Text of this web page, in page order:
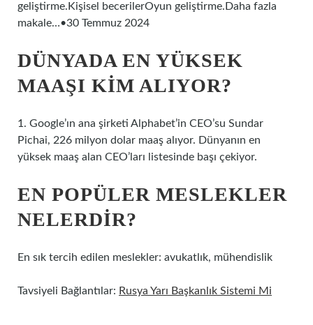
geliştirme.Kişisel becerilerOyun geliştirme.Daha fazla
makale…•30 Temmuz 2024
DÜNYADA EN YÜKSEK
MAAŞI KIM ALIYOR?
1. Google’ın ana şirketi Alphabet’in CEO’su Sundar
Pichai, 226 milyon dolar maaş alıyor. Dünyanın en
yüksek maaş alan CEO’ları listesinde başı çekiyor.
EN POPÜLER MESLEKLER
NELERDIR?
En sık tercih edilen meslekler: avukatlık, mühendislik
Tavsiyeli Bağlantılar: Rusya Yarı Başkanlık Sistemi Mi